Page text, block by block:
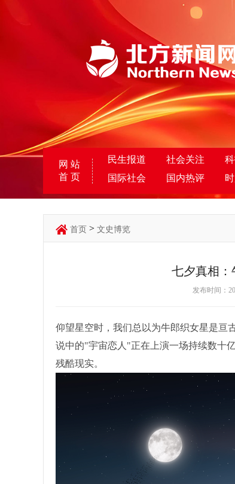
网 站
首 页
民生报道 社会关注
国际社会
国内热评
首页 > 文史博览
七夕真相
发布时间：
仰望星空时，我们总以为牛郎织女星是亘
说中的"宇宙恋人"正在上演一场持续数十
残酷现实。